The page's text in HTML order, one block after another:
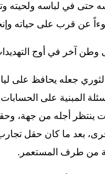
حتى في لباسه ولحيته
عن قرب على حياته
آخر في أوج التهديدات
جعله يحافظ على
المبنية على
ينتظر أجله من جهة،
بعد ما كان حقل
من طرف المستعمر.